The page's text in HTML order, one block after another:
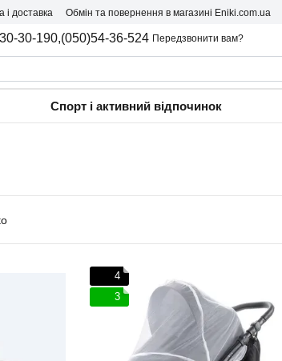
і доставка Обмін та повернення в магазині Eniki.com.ua
30-190,(050)54-36-524 Передзвонити вам?
Спорт і активний відпочинок
4
3